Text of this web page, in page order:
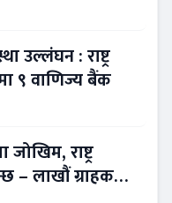
उल्लंघन : राष्ट्र
९ वाणिज्य बैंक
राष्ट्र
– लाखौं ग्राहकको